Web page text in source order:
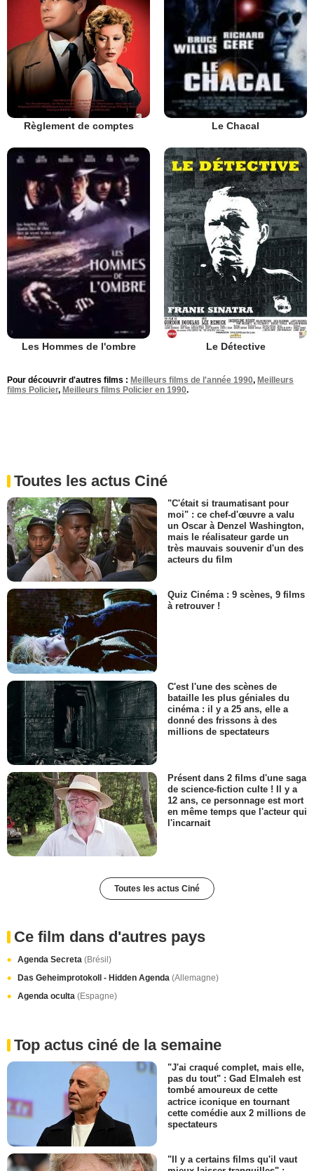
Règlement de comptes Le Chacal
Les Hommes de l'ombre Le Détective
Pour découvrir d'autres films : Meilleurs films de l'année 1990, Meilleurs
films Policier, Meilleurs films Policier en 1990.
Toutes les actus Ciné
"C'était si traumatisant pour
moi" : ce chef-d'œuvre a valu
un Oscar à Denzel Washington,
mais le réalisateur garde un
très mauvais souvenir d'un des
acteurs du film
Quiz Cinéma : 9 scènes, 9 films
à retrouver !
C'est l'une des scènes de
bataille les plus géniales du
cinéma : il y a 25 ans, elle a
donné des frissons à des
millions de spectateurs
Présent dans 2 films d'une saga
de science-fiction culte ! Il y a
12 ans, ce personnage est mort
en même temps que l'acteur qui
l'incarnait
Toutes les actus Ciné
Ce film dans d'autres pays
Agenda Secreta (Brésil)
Das Geheimprotokoll - Hidden Agenda (Allemagne)
Agenda oculta (Espagne)
Top actus ciné de la semaine
"J'ai craqué complet, mais elle,
pas du tout" : Gad Elmaleh est
tombé amoureux de cette
actrice iconique en tournant
cette comédie aux 2 millions de
spectateurs
"Il y a certains films qu'il vaut